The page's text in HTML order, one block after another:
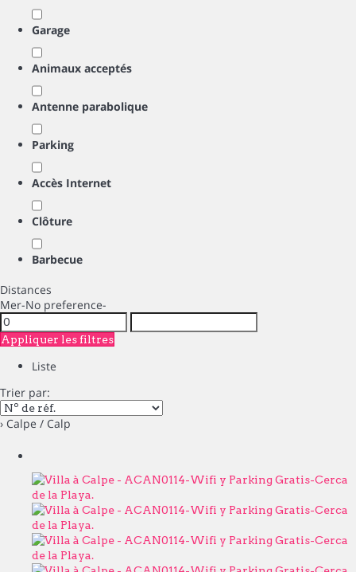
Garage
Animaux acceptés
Antenne parabolique
Parking
Accès Internet
Clôture
Barbecue
Distances
Mer-No preference-
Appliquer les filtres
Liste
Trier par:
› Calpe / Calp